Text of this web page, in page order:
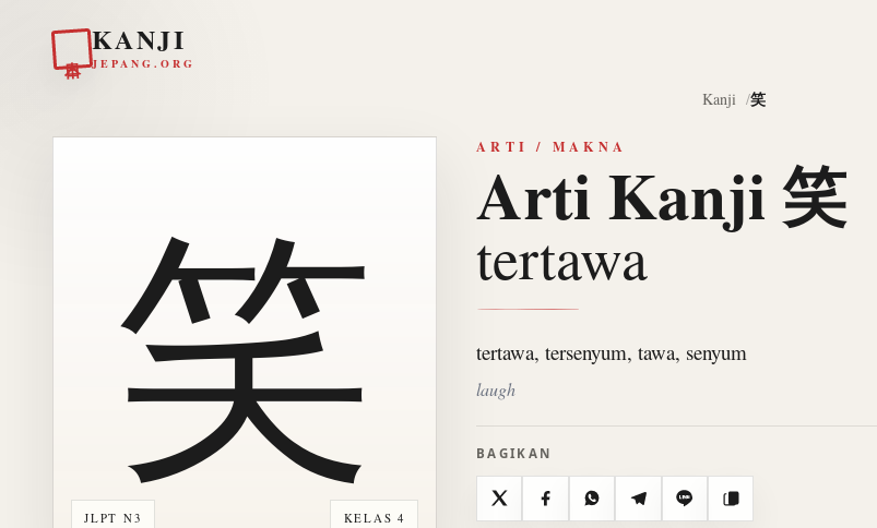
KANJI
JEPANG.ORG
Kanji 笑
JLPT N3 KELAS 4
笑
ARTI / MAKNA
Arti Kanji 笑
tertawa
tertawa, tersenyum, tawa, senyum
laugh
BAGIKAN
X FacebookWhatsAppTelegramLine Salin